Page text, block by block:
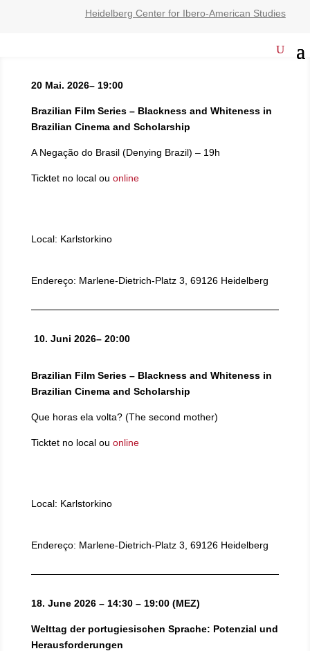
Heidelberg Center for Ibero-American Studies
20 Mai. 2026– 19:00
Brazilian Film Series – Blackness and Whiteness in
Brazilian Cinema and Scholarship
A Negação do Brasil (Denying Brazil) – 19h
Ticktet no local ou online
Local: Karlstorkino
Endereço: Marlene-Dietrich-Platz 3, 69126 Heidelberg
10. Juni 2026– 20:00
Brazilian Film Series – Blackness and Whiteness in
Brazilian Cinema and Scholarship
Que horas ela volta? (The second mother)
Ticktet no local ou online
Local: Karlstorkino
Endereço: Marlene-Dietrich-Platz 3, 69126 Heidelberg
18. June 2026 – 14:30 – 19:00 (MEZ)
Welttag der portugiesischen Sprache: Potenzial und
Herausforderungen